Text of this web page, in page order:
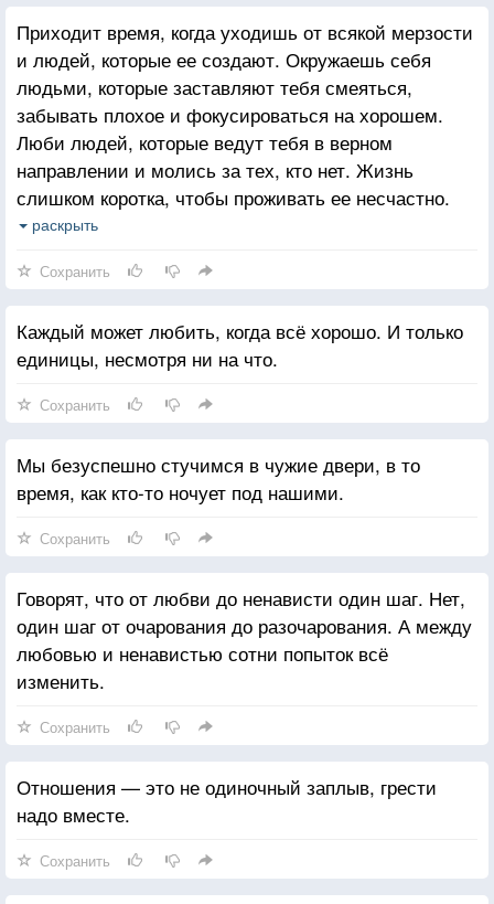
Приходит время, когда уходишь от всякой мерзости
и людей, которые ее создают. Окружаешь себя
людьми, которые заставляют тебя смеяться,
забывать плохое и фокусироваться на хорошем.
Люби людей, которые ведут тебя в верном
направлении и молись за тех, кто нет. Жизнь
слишком коротка, чтобы проживать ее несчастно.
Падение - это часть жизни, но восстание - сама
раскрыть
Сохранить
Каждый может любить, когда всё хорошо. И только
единицы, несмотря ни на что.
Сохранить
Мы безуспешно стучимся в чужие двери, в то
время, как кто-то ночует под нашими.
Сохранить
Говорят, что от любви до ненависти один шаг. Нет,
один шаг от очарования до разочарования. А между
любовью и ненавистью сотни попыток всё
изменить.
Сохранить
Отношения — это не одиночный заплыв, грести
надо вместе.
Сохранить